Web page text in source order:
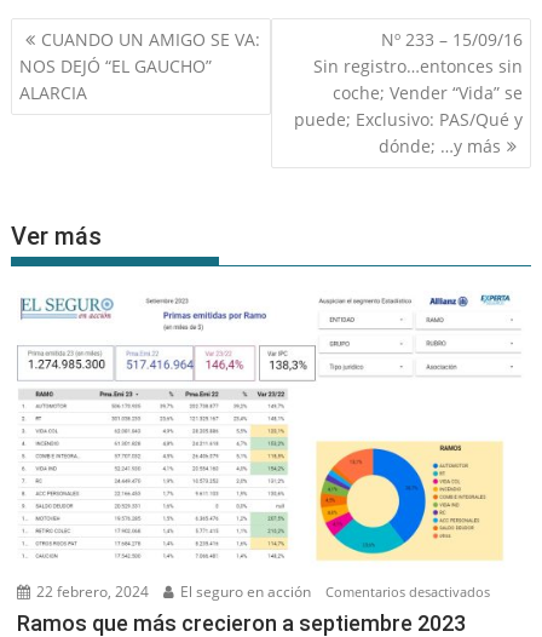
Navegación
de
entradas
CUANDO UN AMIGO SE VA:
NOS DEJÓ “EL GAUCHO”
ALARCIA
Nº 233 – 15/09/16
Sin registro…entonces sin
coche; Vender “Vida” se
puede; Exclusivo: PAS/Qué y
dónde; …y más
Ver más
22 febrero, 2024 El seguro en acción Comentarios desactivadosen
Ramos que más crecieron a septiembre 2023